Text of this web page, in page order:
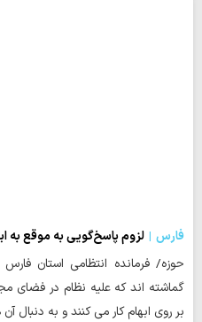
فارس
لزوم پاسخ‌گویی به موقع به
حوزه/ فرمانده انتظامی استان فارس
گماشته اند که علیه نظام در فضای
بر روی ابهام کار می کنند و به دنبال